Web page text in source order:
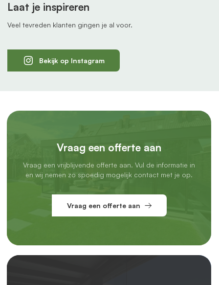
Laat je inspireren
Veel tevreden klanten gingen je al voor.
Bekijk op Instagram
Vraag een offerte aan
Vraag een vrijblijvende offerte aan. Vul de informatie in
en wij nemen zo spoedig mogelijk contact met je op.
Vraag een offerte aan